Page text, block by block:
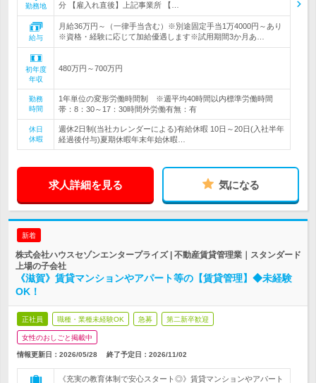
勤務地
分 【雇入れ直後】上記事業所 【…
給与
月給36万円～（一律手当含む）※別途固定手当1万4000円～あり
※資格・経験に応じて加給優遇します※試用期間3か月あ…
初年度
年収
480万円～700万円
勤務
時間
1年単位の変形労働時間制 ※週平均40時間以内標準労働時間
帯：8：30～17：30時間外労働有無：有
休日
休暇
週休2日制(当社カレンダーによる)有給休暇 10日～20日(入社半年
経過後付与)夏期休暇年末年始休暇…
求人詳細を見る 気になる
新着
株式会社ハウスセゾンエンタープライズ | 不動産賃貸管理業｜スタンダード
上場の子会社
《滋賀》賃貸マンションやアパート等の【賃貸管理】◆未経験
OK！
正社員 職種・業種未経験OK 急募 第二新卒歓迎
女性のおしごと掲載中
情報更新日：2026/05/28 終了予定日： 2026/11/02
《充実の教育体制で安心スタート◎》賃貸マンションやアパート